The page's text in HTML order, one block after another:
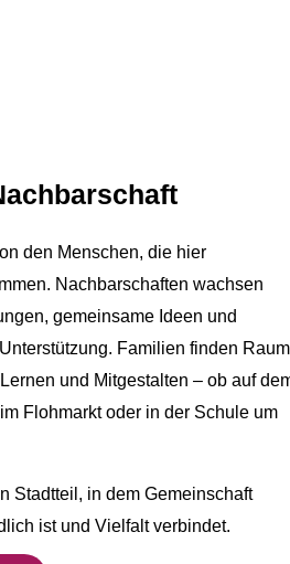
den Menschen, die hier
Nachbarschaften wachsen
gemeinsame Ideen und
Familien finden Raum
und Mitgestalten – ob auf
Flohmarkt oder in der Schule um
Stadtteil, in dem Gemeinschaft
ist und Vielfalt verbindet.